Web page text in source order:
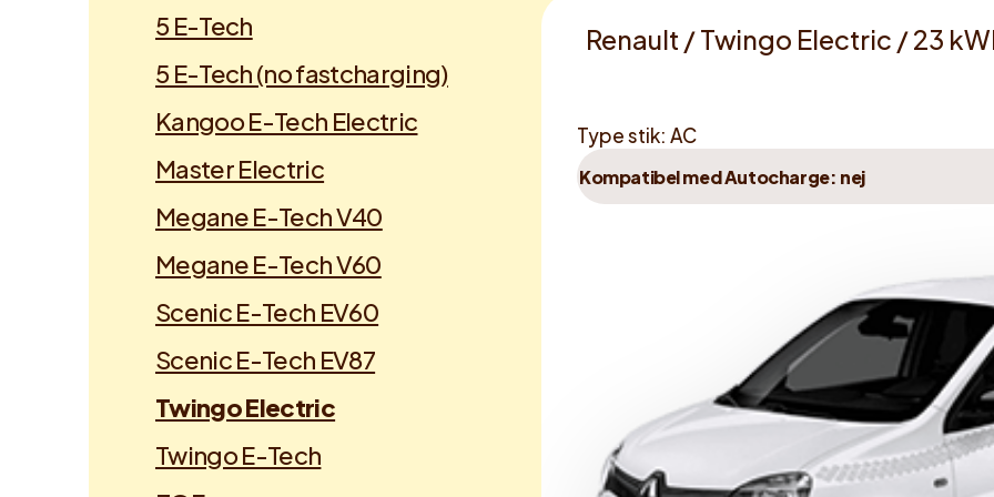
5 E-Tech
5 E-Tech (no fastcharging)
Kangoo E-Tech Electric
Master Electric
Megane E-Tech V40
Megane E-Tech V60
Scenic E-Tech EV60
Scenic E-Tech EV87
Twingo Electric
Twingo E-Tech
Renault / Twingo Electric / 23
Type stik: AC
Kompatibel med Autocharge: nej